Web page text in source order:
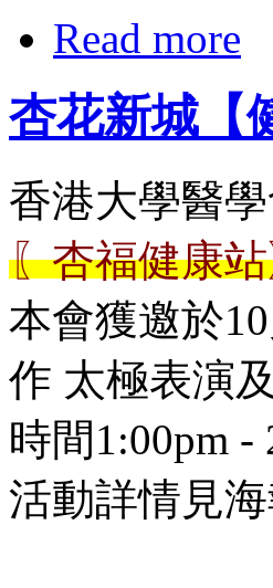
Read more
杏花新城【
香港大學醫
〖杏福健康
本會獲邀於
作 太極表演
時間1:00pm -
活動詳情見